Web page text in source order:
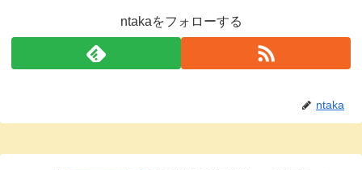
ntakaをフォローする
ntaka